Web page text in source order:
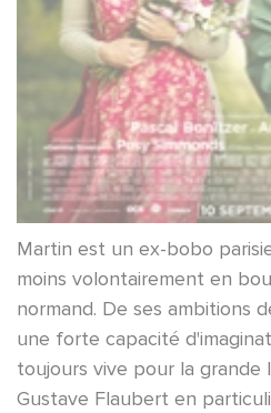
Martin est un ex-bobo
moins volontairement en
normand. De ses ambitions
une forte capacité
toujours vive pour la
Gustave Flaubert en